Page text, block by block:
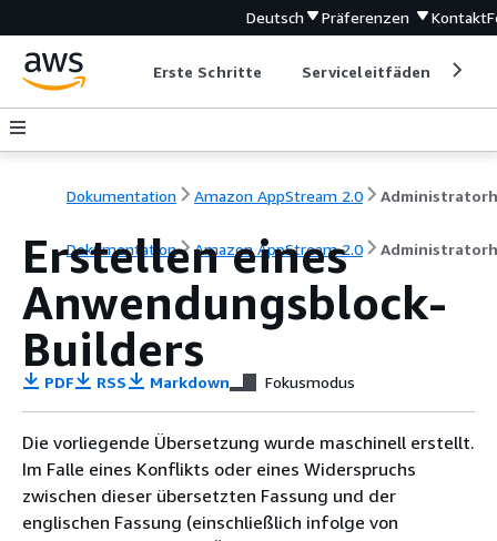
Deutsch Präferenzen Kontakt
Erste Schritte Serviceleitfäden
Dokumentation Amazon AppStream 2.0
Dokumentation Amazon AppStream 2.0
Erstellen eines
Anwendungsblock-
Builders
PDF RSS Markdown Fokusmodus
Die vorliegende Übersetzung wurde maschinell erstellt.
Im Falle eines Konflikts oder eines Widerspruchs
zwischen dieser übersetzten Fassung und der
englischen Fassung (einschließlich infolge von